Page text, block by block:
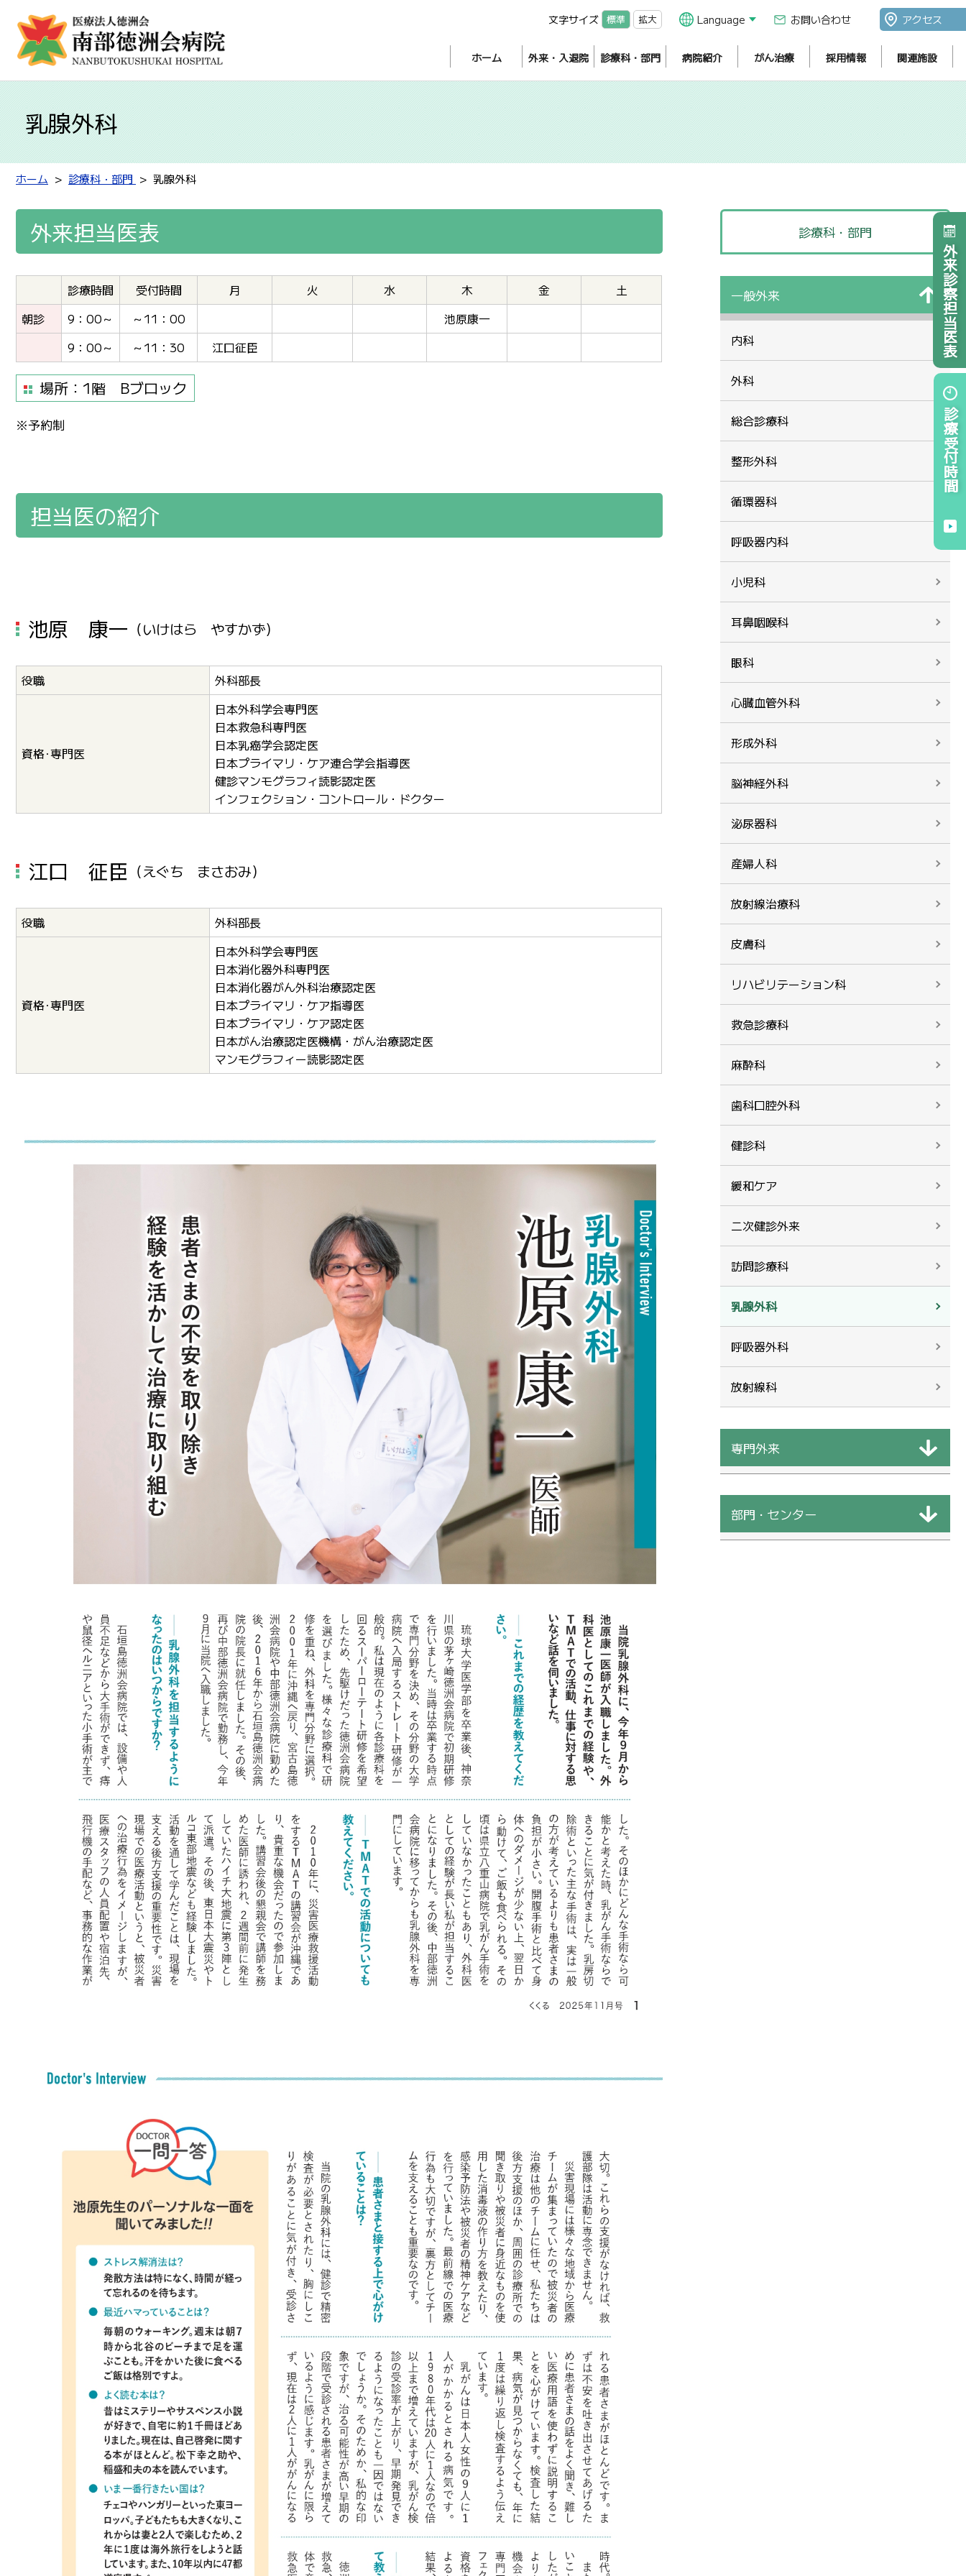
外来診察担当医表
診療受付時間
文字サイズ 標準 拡大 Language お問い合わせ アクセス
ホーム 外来・入退院 診療科・部門 病院紹介 がん治療 採用情報 関連施設
乳腺外科
ホーム 診療科・部門 乳腺外科
外来担当医表
診療時間 受付時間 月 火 水 木 金
土
朝診
9：00～ ～11：00
池原康一
9：00～
～11：30 江口征臣
場所：1階 Bブロック
※予約制
担当医の紹介
池原 康一 （いけはら やすかず）
役職 外科部長
資格･専門医
日本外科学会専門医
日本救急科専門医
日本乳癌学会認定医
日本プライマリ・ケア連合学会指導医
健診マンモグラフィ読影認定医
インフェクション・コントロール・ドクター
江口 征臣 （えぐち まさおみ）
役職 外科部長
資格･専門医
日本外科学会専門医
日本消化器外科専門医
日本消化器がん外科治療認定医
日本プライマリ・ケア指導医
日本プライマリ・ケア認定医
日本がん治療認定医機構・がん治療認定医
マンモグラフィー読影認定医
診療科・部門
一般外来
内科
外科
総合診療科
整形外科
循環器科
呼吸器内科
小児科
耳鼻咽喉科
眼科
心臓血管外科
形成外科
脳神経外科
泌尿器科
産婦人科
放射線治療科
皮膚科
リハビリテーション科
救急診療科
麻酔科
歯科口腔外科
健診科
緩和ケア
二次健診外来
訪問診療科
乳腺外科
呼吸器外科
放射線科
専門外来
部門・センター